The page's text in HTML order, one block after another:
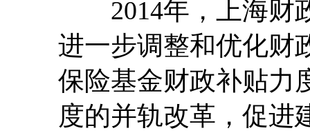
2014年，上海财
进一步调整和优化财
保险基金财政补贴力
度的并轨改革，促进